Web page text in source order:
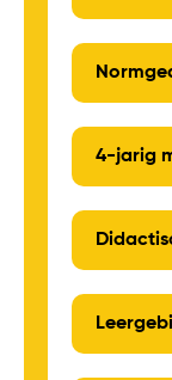
4-jarig